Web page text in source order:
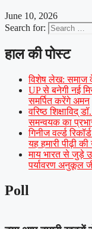
June 10, 2026
Search for:
हाल की पोस्ट
विशेष लेख: समाज
UP से बनेगी नई
समर्पित करेंगे अमन
वरिष्ठ शिक्षाविद्
समन्वयक का
गिनीज वर्ल्ड
यह हमारी पीढ़ी
माय भारत से जुड़े
पर्यावरण अनुकूल
Poll